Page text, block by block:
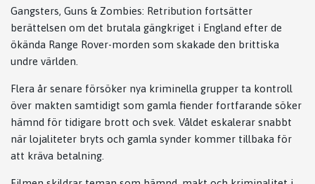
Gangsters, Guns & Zombies: Retribution fortsätter
berättelsen om det brutala gängkriget i England efter de
ökända Range Rover-morden som skakade den brittiska
undre världen.
Flera år senare försöker nya kriminella grupper ta kontroll
över makten samtidigt som gamla fiender fortfarande söker
hämnd för tidigare brott och svek. Våldet eskalerar snabbt
när lojaliteter bryts och gamla synder kommer tillbaka för
att kräva betalning.